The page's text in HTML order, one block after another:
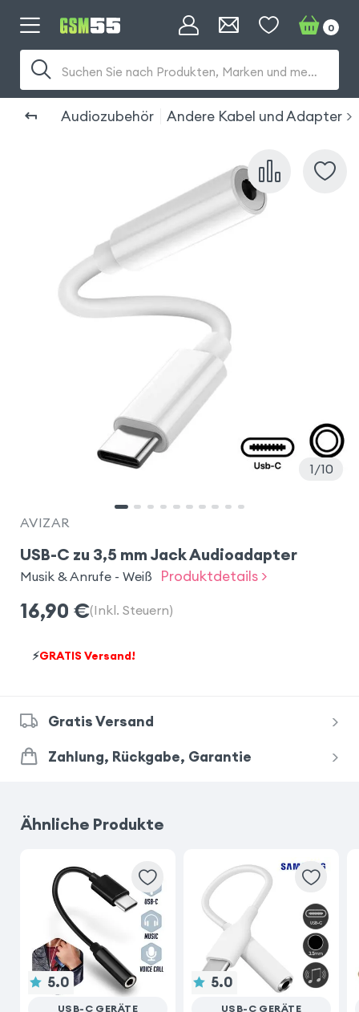
Suchen Sie nach Produkten, Marken und mehr...
0
Audiozubehör Andere Kabel und Adapter
1 10
AVIZAR
USB-C zu 3,5 mm Jack Audioadapter
Musik & Anrufe - Weiß Produktdetails >
16,90 €(Inkl. Steuern)
⚡GRATIS Versand!
Gratis Versand
Zahlung, Rückgabe, Garantie
Ähnliche Produkte
5.0
USB-C GERÄTE
5.0
USB-C GERÄTE